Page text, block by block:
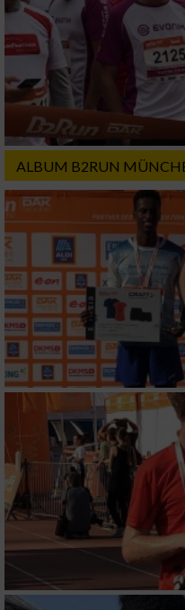
ALBUM B2RUN
Messung der Performance
Analyse von Zielgruppen
oder Kombinationen von
verschiedenen Quellen
Entwicklung und
Verwendung reduzierter
von Inhalten
IAB-Besonderheiten:
Verwendung genauer
Geräte anhand von aktiv
Informationen
Nicht-IAB-Verarbeitungszwecke:
Notwendig
Performance
Funktional